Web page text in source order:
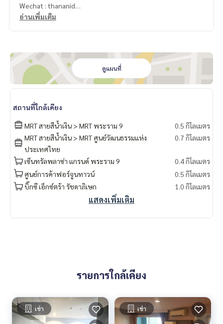
Wechat : thananid
อีเมล:lifeproperty.bkk@gmail.com
สังหาริมทรัพย์ในกรุงเทพฯ
เรามีทีมงานพร้อมให้คำปรึกษาและช่วยหาสถานที่ที่เหมาะสมที่สุด
ให้คุณ ฟรี!
#เช่าคอนโด #คอนโดให้เช่า #คอนโดติดรถไฟฟ้า #เอเจนท์คอนโ
ด #คอนโดติดbts #คอนโดใกล้รถไฟฟ้า #condoforrentbangko
k
#bangkokcondo #คอนโดพร้อมอยู่ #คอนโดน่าอยู่ #คอนโดน่า
ลงทุน #คอนโดหรู #condointhailand #thailandcondo
#thailandrealestate #thailandresidence #condoinvestme
nt #LifeProperty #เบ็ลแกรนด์พระราม9 #PhraRam9
อ่านเพิ่มเติม
ดูแผนที่
สถานที่ใกล้เคียง
MRT สายสีน้ำเงิน > MRT พระราม 9
0.5 กิโลเมตร
MRT สายสีน้ำเงิน > MRT ศูนย์วัฒนธรรมแห่ง
ประเทศไทย
0.7 กิโลเมตร
เซ็นทรัลพลาซ่า แกรนด์ พระราม 9
0.4 กิโลเมตร
ศูนย์การค้าฟอร์จูนทาวน์
0.5 กิโลเมตร
บิ๊กซี เอ็กซ์ตร้า รัชดาภิเษก
1.0 กิโลเมตร
แสดงเพิ่มเติม
รายการใกล้เคียง
เช่า เช่า